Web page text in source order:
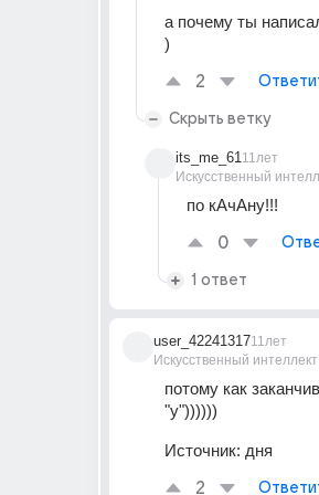
а почему ты
)
2
Скрыть ветку
its_me_61
Искусственный
11лет
по кАчАну!!!
0
1 ответ
user_42241317
Искусственный интеллект
11лет
потому как
"у"))))))
Источник: дня
2